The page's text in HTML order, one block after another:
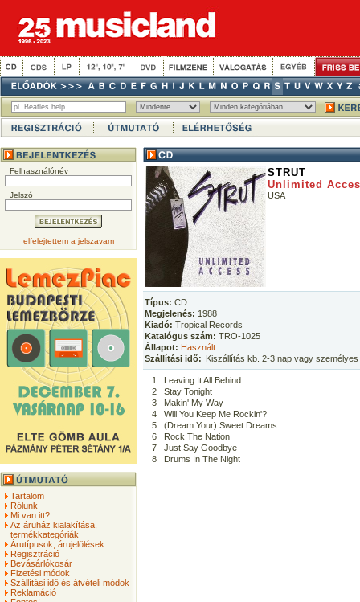
Felhasználónév
Jelszó
elfelejtettem a jelszavam
Tartalom
Rólunk
Mi van itt?
Az áruház kialakítása,
termékkategóriák
Árutípusok, árujelölések
Regisztráció
Bevásárlókosár
Fizetési módok
Szállítási idő és átvételi módok
Reklamáció
STRUT
Unlimited
USA
Típus: CD
Megjelenés: 1988
Kiadó: Tropical Records
Katalógus szám: TRO-1025
Állapot: Használt
Szállítási idő: Kiszállítás kb. 2-3 nap vagy
1
Leaving It All Behind
2
Stay Tonight
3
Makin' My Way
4
Will You Keep Me Rockin'?
5
(Dream Your) Sweet Dreams
6
Rock The Nation
7
Just Say Goodbye
8
Drums In The Night